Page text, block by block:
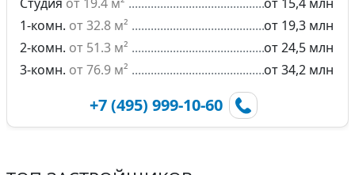
1-комн. от 32.8 м²
от 19,3 млн
2-комн. от 51.3 м²
от 24,5 млн
3-комн. от 76.9 м² от 34,2 млн
+7 (495) 999-10-60